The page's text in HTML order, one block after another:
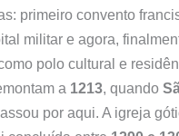
primeiro convento
militar e agora,
polo cultural e
a 1213, quando
por aqui. A igreja